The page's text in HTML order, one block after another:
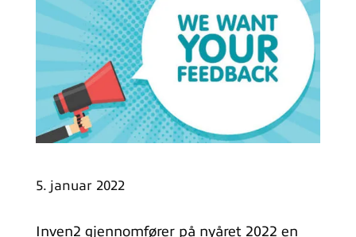
5. januar 2022
Inven2 gjennomfører på nyåret 2022 en